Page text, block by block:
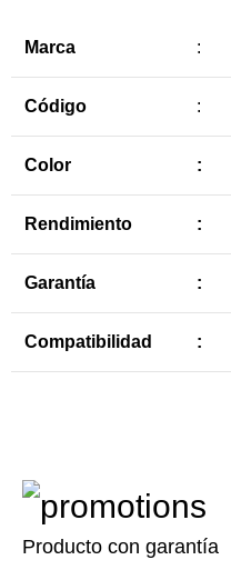
Marca :
Código :
Color :
Rendimiento :
Garantía :
Compatibilidad :
Producto con garantía